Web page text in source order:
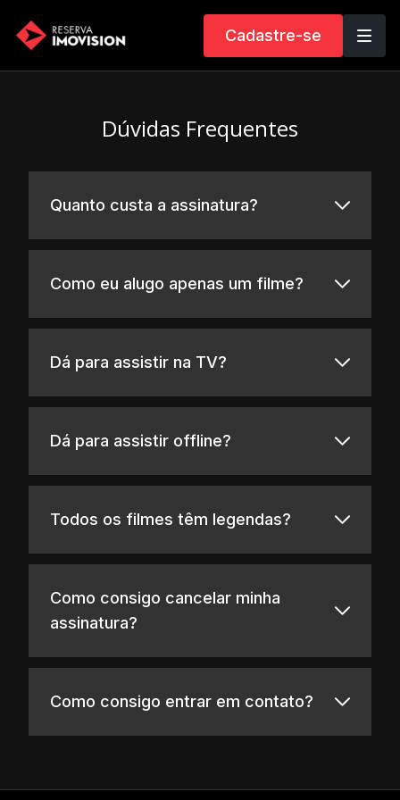
Cadastre-se
Dúvidas Frequentes
Quanto custa a assinatura?
Como eu alugo apenas um filme?
Dá para assistir na TV?
Dá para assistir offline?
Todos os filmes têm legendas?
Como consigo cancelar minha
assinatura?
Como consigo entrar em contato?